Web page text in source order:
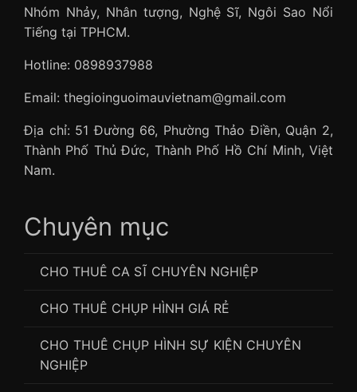
Nhóm Nhảy, Nhân tượng, Nghệ Sĩ, Ngôi Sao Nổi
Tiếng tại TPHCM.
Hotline: 0898937988
Email: thegioinguoimauvietnam@gmail.com
Địa chỉ: 51 Đường 66, Phường Thảo Điền, Quận 2,
Thành Phố Thủ Đức, Thành Phố Hồ Chí Minh, Việt
Nam.
Chuyên mục
CHO THUÊ CA SĨ CHUYÊN NGHIỆP
CHO THUÊ CHỤP HÌNH GIÁ RẺ
CHO THUÊ CHỤP HÌNH SỰ KIỆN CHUYÊN
NGHIỆP